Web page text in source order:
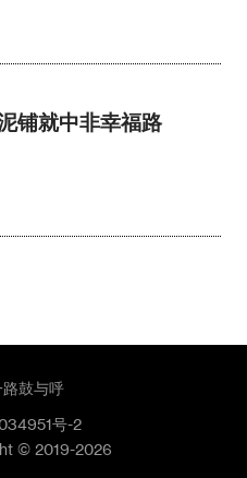
铺就中非幸福路
鼓与呼
号-2
© 2019-2026